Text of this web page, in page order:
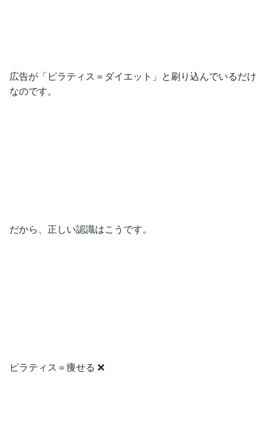
広告が「ピラティス＝ダイエット」と刷り込んでいるだけ
なのです。
だから、正しい認識はこうです。
ピラティス＝痩せる ❌